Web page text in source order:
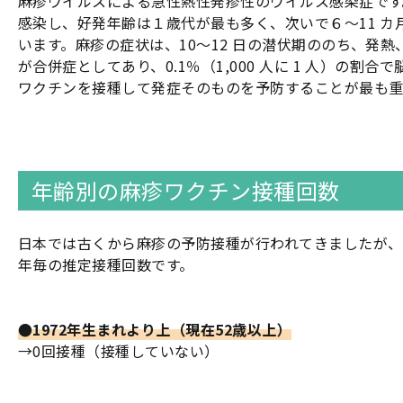
感染し、好発年齢は１歳代が最も多く、次いで６〜11
います。麻疹の症状は、10〜12 日の潜伏期ののち、発
が合併症としてあり、0.1％（1,000 人に 1 人）の割合
ワクチンを接種して発症そのものを予防することが最も
年齢別の麻疹ワクチン接種回数
日本では古くから麻疹の予防接種が行われてきましたが
年毎の推定接種回数です。
●1972年生まれより上（現在52歳以上）
→0回接種（接種していない）